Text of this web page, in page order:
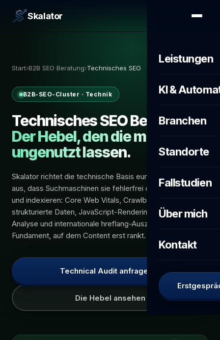
Skalator
Leistungen
KI &
Branchen
Standorte
Fallstudien
Über mich
Kontakt
Start›B2B SEO Beratung›Technisches SEO
B2B-SEO-Cluster · Technik
Technisches SEO Beratung.
Der Hebel, den die meisten
ungenutzt lassen.
Skalator richtet die technische Basis eurer Website so
aus, dass Suchmaschinen sie fehlerfrei crawlen, rendern
und indexieren: Core Web Vitals, Crawlbarkeit,
strukturierte Daten, JavaScript-Rendering, Logfile-
Analyse und internationale hreflang-Auszeichnung. Das
Fundament, auf dem Content erst rankt.
Technical Audit anfragen
Die Hebel ansehen